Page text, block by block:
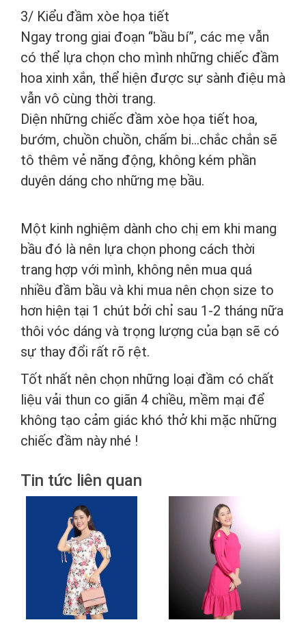
3/ Kiểu đầm xòe họa tiết
Ngay trong giai đoạn “bầu bí”, các mẹ vẫn
có thể lựa chọn cho mình những chiếc đầm
hoa xinh xắn, thể hiện được sự sành điệu mà
vẫn vô cùng thời trang.
Diện những chiếc đầm xòe họa tiết hoa,
bướm, chuồn chuồn, chấm bi…chắc chắn sẽ
tô thêm vẻ năng động, không kém phần
duyên dáng cho những mẹ bầu.
Một kinh nghiệm dành cho chị em khi mang
bầu đó là nên lựa chọn phong cách thời
trang hợp với mình, không nên mua quá
nhiều đầm bầu và khi mua nên chọn size to
hơn hiện tại 1 chút bởi chỉ sau 1-2 tháng nữa
thôi vóc dáng và trọng lượng của bạn sẽ có
sự thay đổi rất rõ rệt.
Tốt nhất nên chọn những loại đầm có chất
liệu vải thun co giãn 4 chiều, mềm mại để
không tạo cảm giác khó thở khi mặc những
chiếc đầm này nhé !
Tin tức liên quan